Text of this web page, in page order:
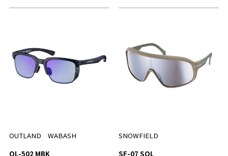
OUTLAND WABASH
OL-502 MBK
SNOWFIELD
SF-07 SOL